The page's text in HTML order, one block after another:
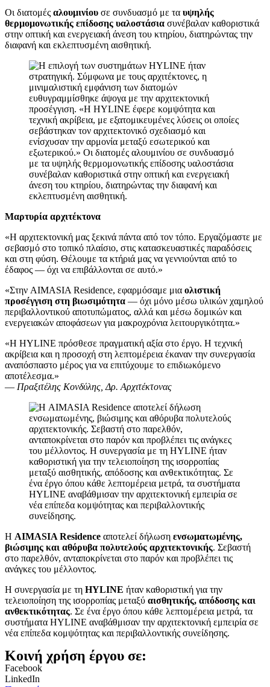
Οι διατομές αλουμινίου σε συνδυασμό με τα υψηλής
θερμομονωτικής επίδοσης υαλοστάσια συνέβαλαν καθοριστικά
στην οπτική και ενεργειακή άνεση του κτηρίου, διατηρώντας την
διαφανή και εκλεπτυσμένη αισθητική.
Μαρτυρία αρχιτέκτονα
«Η αρχιτεκτονική μας ξεκινά πάντα από τον τόπο. Εργαζόμαστε με
σεβασμό στο τοπικό πλαίσιο, στις κατασκευαστικές παραδόσεις
και στη φύση. Θέλουμε τα κτήριά μας να γεννιούνται από το
έδαφος — όχι να επιβάλλονται σε αυτό.»
«Στην AIMASIA Residence, εφαρμόσαμε μια ολιστική
προσέγγιση στη βιωσιμότητα — όχι μόνο μέσω υλικών χαμηλού
περιβαλλοντικού αποτυπώματος, αλλά και μέσω δομικών και
ενεργειακών αποφάσεων για μακροχρόνια λειτουργικότητα.»
«Η HYLINE πρόσθεσε πραγματική αξία στο έργο. Η τεχνική
ακρίβεια και η προσοχή στη λεπτομέρεια έκαναν την συνεργασία
αναπόσπαστο μέρος για να επιτύχουμε το επιδιωκόμενο
αποτέλεσμα.»
— Πραξιτέλης Κονδύλης, Δρ. Αρχιτέκτονας
Η AIMASIA Residence αποτελεί δήλωση ενσωματωμένης,
βιώσιμης και αθόρυβα πολυτελούς αρχιτεκτονικής. Σεβαστή
στο παρελθόν, ανταποκρίνεται στο παρόν και προβλέπει τις
ανάγκες του μέλλοντος.
Η συνεργασία με τη HYLINE ήταν καθοριστική για την
τελειοποίηση της ισορροπίας μεταξύ αισθητικής, απόδοσης και
ανθεκτικότητας. Σε ένα έργο όπου κάθε λεπτομέρεια μετρά, τα
συστήματα HYLINE αναβάθμισαν την αρχιτεκτονική εμπειρία σε
νέα επίπεδα κομψότητας και περιβαλλοντικής συνείδησης.
Κοινή χρήση έργου σε:
Facebook
LinkedIn